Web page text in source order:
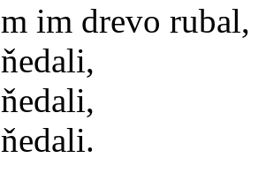
im drevo rubal,